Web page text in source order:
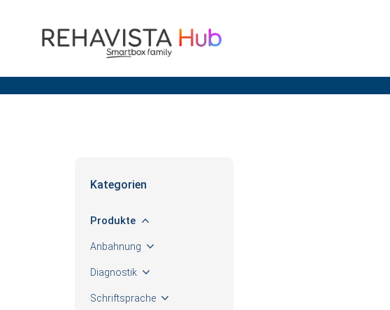
Kategorien
Produkte
Anbahnung
Diagnostik
Schriftsprache